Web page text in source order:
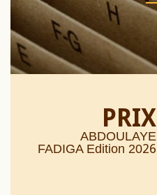
PRIX
ABDOULAYE
FADIGA Edition 2026